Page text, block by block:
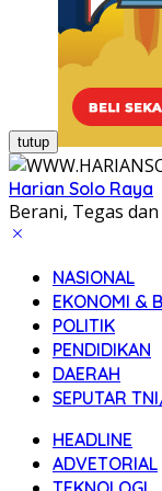
tutup
Harian Solo Raya
Berani, Tegas
NASIONAL
EKONOMI &
POLITIK
PENDIDIKAN
DAERAH
SEPUTAR
HEADLINE
ADVETORIAL